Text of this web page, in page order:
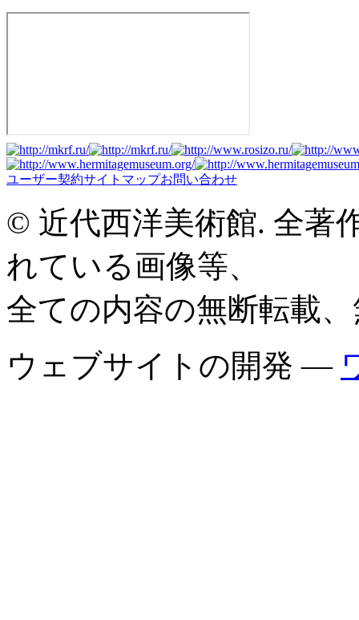
ユーザー契約サイトマップお問い合わせ
© 近代西洋美術館. 全著
れている画像等、
全ての内容の無断転載
ウェブサイトの開発 —